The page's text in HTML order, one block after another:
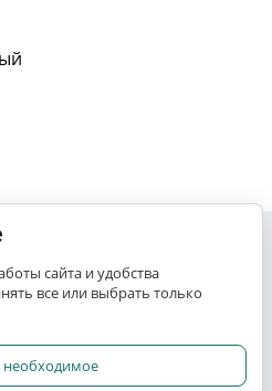
сайта и удобства
все или выбрать только
необходимое